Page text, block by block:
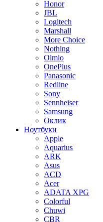
Honor
JBL
Logitech
Marshall
More Choice
Nothing
Olmio
OnePlus
Panasonic
Redline
Sony
Sennheiser
Samsung
Оклик
Ноутбуки
Apple
Aquarius
ARK
Asus
ACD
Acer
ADATA XPG
Colorful
Chuwi
CBR